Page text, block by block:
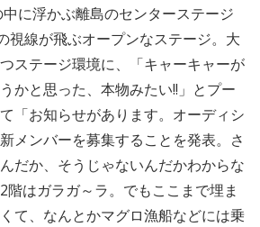
に浮かぶ離島のセンターステージ
視線が飛ぶオープンなステージ。大
ステージ環境に、「キャーキャーが
かと思った、本物みたい!!」とプー
「お知らせがあります。オーディシ
メンバーを募集することを発表。さ
だか、そうじゃないんだかわからな
階はガラガ～ラ。でもここまで埋ま
て、なんとかマグロ漁船などには乗